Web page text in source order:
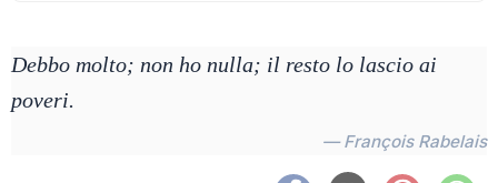
Debbo molto; non ho nulla; il resto lo lascio ai
poveri.
— François Rabelais